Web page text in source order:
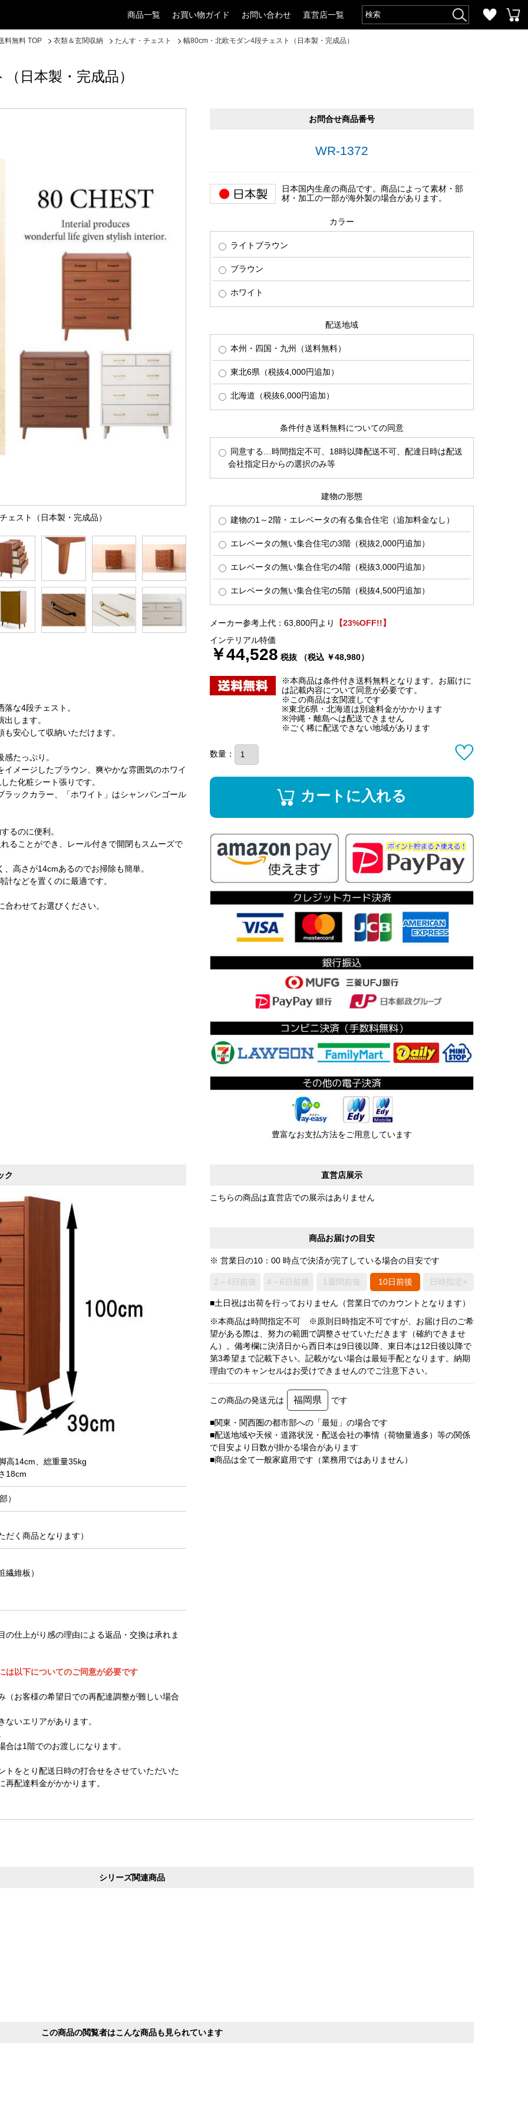
商品一覧 お買い物ガイド お問い合わせ 直営店一覧
料無料 TOP 衣類＆玄関収納 たんす・チェスト 幅80cm・北欧モダン4段チェスト（日本製・完成品）
日本製・完成品）
ェスト（日本製・完成品）
な4段チェスト。
します。
安心して収納いただけます。
たっぷり。
メージしたブラウン、爽やかな雰囲気のホワイ
た化粧シート張りです。
ックカラー、「ホワイト」はシャンパンゴール
るのに便利。
ることができ、レール付きで開閉もスムーズで
高さが14cmあるのでお掃除も簡単。
などを置くのに最適です。
わせてお選びください。
お問合せ商品番号
WR-1372
日本国内生産の商品です。商品によって素材・部
材・加工の一部が海外製の場合があります。
カラー
ライトブラウン
ブラウン
ホワイト
配送地域
本州・四国・九州（送料無料）
東北6県（税抜4,000円追加）
北海道（税抜6,000円追加）
条件付き送料無料についての同意
同意する…時間指定不可、18時以降配送不可、配達日時は配送
会社指定日からの選択のみ等
建物の形態
建物の1～2階・エレベータの有る集合住宅（追加料金なし）
エレベータの無い集合住宅の3階（税抜2,000円追加）
エレベータの無い集合住宅の4階（税抜3,000円追加）
エレベータの無い集合住宅の5階（税抜4,500円追加）
メーカー参考上代：63,800円より
【23%OFF!!】
インテリアル特価
￥44,528 税抜 （税込 ￥48,980）
※本商品は条件付き送料無料となります。お届けに
は記載内容について同意が必要です。
※この商品は玄関渡しです
※東北6県・北海道は別途料金がかかります
※沖縄・離島へは配送できません
※ごく稀に配送できない地域があります
数量：
カートに入れる
豊富なお支払方法をご用意しています
直営店展示
こちらの商品は直営店での展示はありません
商品お届けの目安
※ 営業日の10：00 時点で決済が完了している場合の目安です
2～4日前後 4～6日前後 1週間前後 10日前後 日時指定×
■土日祝は出荷を行っておりません（営業日でのカウントとなります）
※本商品は時間指定不可 ※原則日時指定不可ですが、お届け日のご希
望がある際は、努力の範囲で調整させていただきます（確約できませ
ん）。備考欄に決済日から西日本は9日後以降、東日本は12日後以降で
第3希望まで記載下さい。記載がない場合は最短手配となります。納期
理由でのキャンセルはお受けできませんのでご注意下さい。
この商品の発送元は 福岡県 です
■関東・関西圏の都市部への「最短」の場合です
■配送地域や天候・道路状況・配送会社の事情（荷物量過多）等の関係
で目安より日数が掛かる場合があります
■商品は全て一般家庭用です（業務用ではありません）
ク
高14cm、総重量35kg
18cm
）
く商品となります）
維板）
仕上がり感の理由による返品・交換は承れま
は以下についてのご同意が必要です
（お客様の希望日での再配達調整が難しい場合
いエリアがあります。
は1階でのお渡しになります。
トをとり配送日時の打合せをさせていただいた
配達料金がかかります。
シリーズ関連商品
この商品の閲覧者はこんな商品も見られています